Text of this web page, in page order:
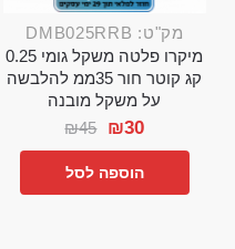
מק"ט: DMB025RRB
מיקרו פלטה משקל גומי 0.25
קג קוטר חור 35ממ להלבשה
על משקל מובנה
₪45 ₪30
הוספה לסל